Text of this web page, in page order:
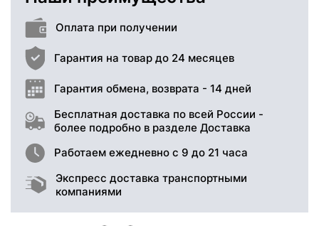
Оплата при получении
Гарантия на товар до 24 месяцев
Гарантия обмена, возврата - 14 дней
Бесплатная доставка по всей России -
более подробно в разделе Доставка
Работаем ежедневно с 9 до 21 часа
Экспресс доставка транспортными
компаниями